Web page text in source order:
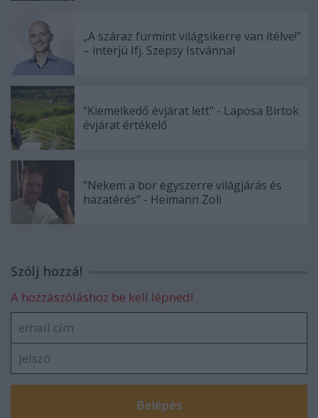
„A száraz furmint világsikerre van ítélve!”
– interjú Ifj. Szepsy Istvánnal
"Kiemelkedő évjárat lett" - Laposa Birtok
évjárat értékelő
"Nekem a bor egyszerre világjárás és
hazatérés" - Heimann Zoli
Szólj hozzá!
A hozzászóláshoz be kell lépned!